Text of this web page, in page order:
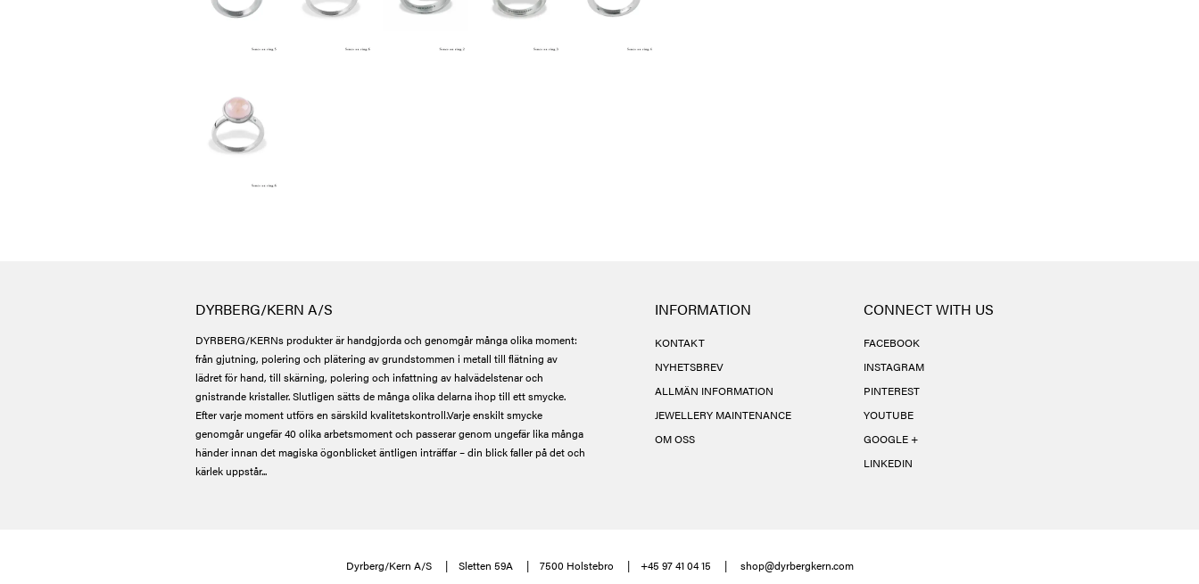
DYRBERG/KERN A/S
DYRBERG/KERNs produkter är handgjorda och genomgår många olika moment:
från gjutning, polering och plätering av grundstommen i metall till flätning av
lädret för hand, till skärning, polering och infattning av halvädelstenar och
gnistrande kristaller. Slutligen sätts de många olika delarna ihop till ett smycke.
Efter varje moment utförs en särskild kvalitetskontroll.Varje enskilt smycke
genomgår ungefär 40 olika arbetsmoment och passerar genom ungefär lika många
händer innan det magiska ögonblicket äntligen inträffar – din blick faller på det och
kärlek uppstår...
INFORMATION
KONTAKT
NYHETSBREV
ALLMÄN INFORMATION
JEWELLERY MAINTENANCE
OM OSS
CONNECT WITH US
FACEBOOK
INSTAGRAM
PINTEREST
YOUTUBE
GOOGLE +
LINKEDIN
Dyrberg/Kern A/S Sletten 59A 7500 Holstebro +45 97 41 04 15 shop@dyrbergkern.com